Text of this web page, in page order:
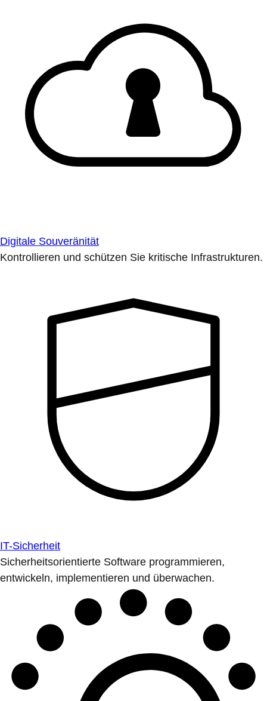
Digitale Souveränität
Kontrollieren und schützen Sie kritische Infrastrukturen.
IT-Sicherheit
Sicherheitsorientierte Software programmieren,
entwickeln, implementieren und überwachen.